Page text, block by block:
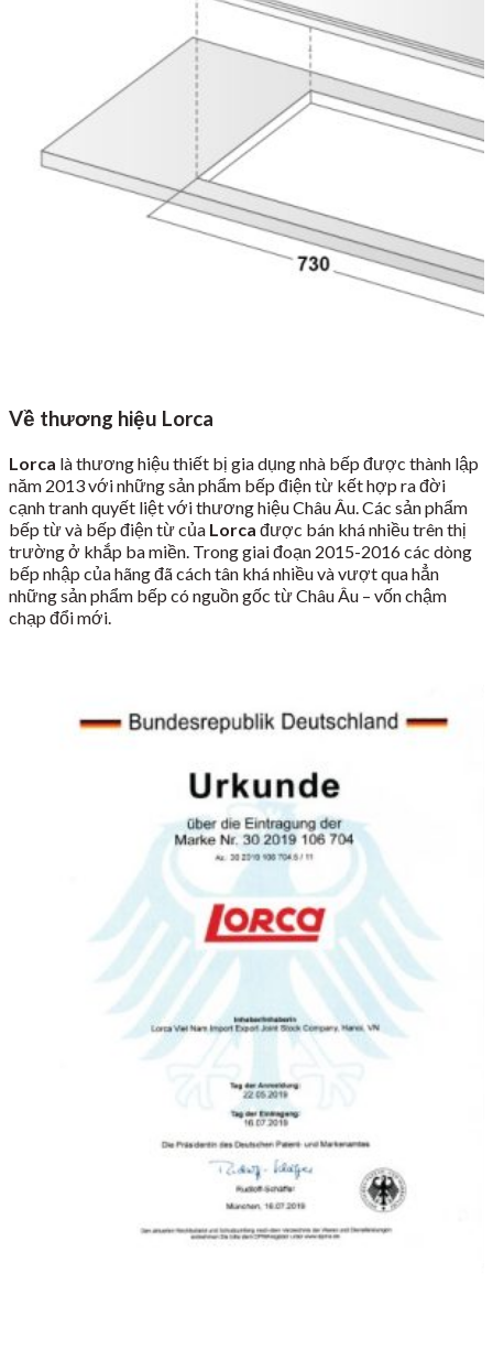
Về thương hiệu Lorca
Lorca là thương hiệu thiết bị gia dụng nhà bếp được thành lập
năm 2013 với những sản phẩm bếp điện từ kết hợp ra đời
cạnh tranh quyết liệt với thương hiệu Châu Âu. Các sản phẩm
bếp từ và bếp điện từ của Lorca được bán khá nhiều trên thị
trường ở khắp ba miền. Trong giai đoạn 2015-2016 các dòng
bếp nhập của hãng đã cách tân khá nhiều và vượt qua hẳn
những sản phẩm bếp có nguồn gốc từ Châu Âu – vốn chậm
chạp đổi mới.